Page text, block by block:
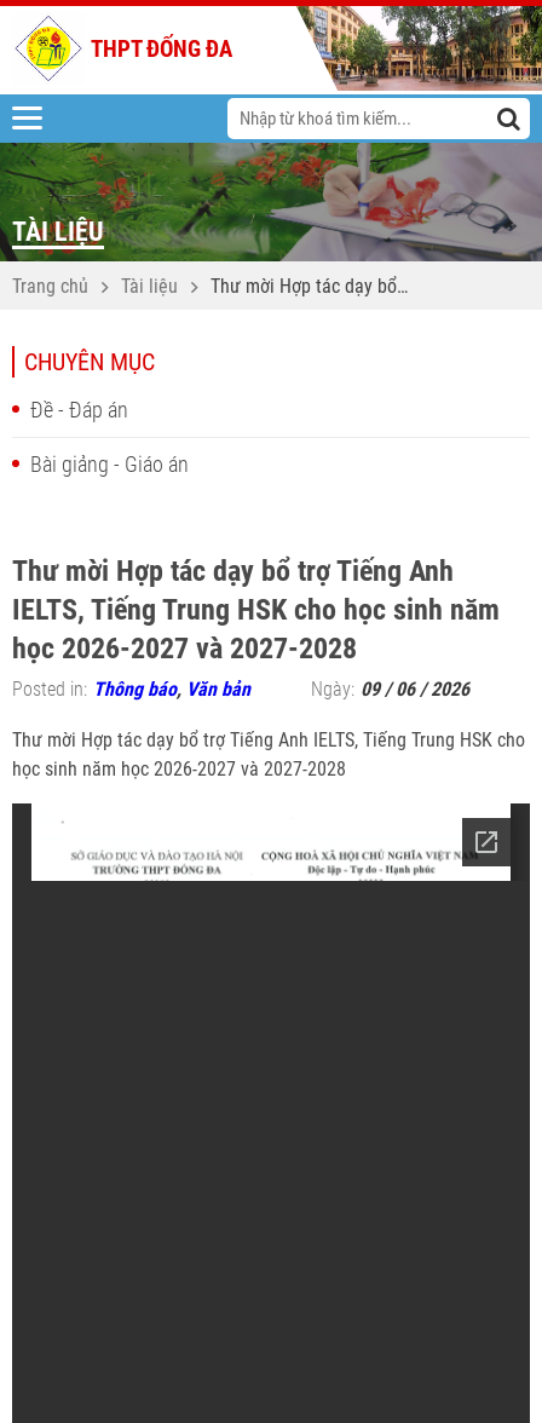
THPT ĐỐNG ĐA
TÀI LIỆU
Trang chủ Tài liệu
Thư mời Hợp tác dạy bổ
CHUYÊN MỤC
Đề - Đáp án
Bài giảng - Giáo án
Thư mời Hợp tác dạy bổ trợ Tiếng Anh
IELTS, Tiếng Trung HSK cho học sinh năm
học 2026-2027 và 2027-2028
Posted in: Thông báo, Văn bản Ngày: 09 / 06 / 2026
Thư mời Hợp tác dạy bổ trợ Tiếng Anh IELTS, Tiếng Trung HSK cho
học sinh năm học 2026-2027 và 2027-2028